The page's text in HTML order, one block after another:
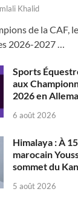
Khalid
de la CAF,
2026-2027 …
Sports
aux
2026 en
6 août 2026
Himalaya : À
marocain
sommet du
5 août 2026